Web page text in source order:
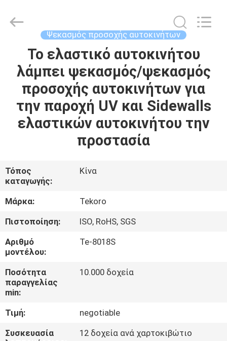
ΣΠΊΤΙ
ΠΡΟΪΌΝΤΑ
ΣΧΕΤΙΚΆ
ΕΠΙΣΚΕΨΉ
ΕΡΓΟΣΤΑΣΊΟΥ
ΈΛΕΓΧΟΣ
ΠΟΙΌΤΗΤΑΣ
ΕΠΙΚΟΙΝΩΝΉΣΤΕ
ΜΑΣ
INDUSTRY
Ψεκασμός προσοχής αυτοκινήτων
Το ελαστικό αυτοκινήτου
λάμπει ψεκασμός/ψεκασμός
προσοχής αυτοκινήτων για
την παροχή UV και Sidewalls
ελαστικών αυτοκινήτου την
προστασία
Τόπος
καταγωγής:
Κίνα
Μάρκα:
Tekoro
Πιστοποίηση:
ISO, RoHS, SGS
Αριθμό
μοντέλου:
Te-8018S
Ποσότητα
παραγγελίας
min:
10.000 δοχεία
Τιμή:
negotiable
Συσκευασία
12 δοχεία ανά χαρτοκιβώτιο